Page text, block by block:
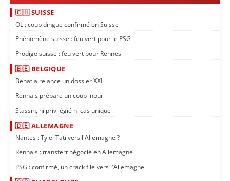
🇨🇭 SUISSE
OL : coup dingue confirmé en Suisse
Phénomène suisse : feu vert pour le PSG
Prodige suisse : feu vert pour Rennes
🇧🇪 BELGIQUE
Benatia relance un dossier XXL
Rennais prépare un coup inouï
Stassin, ni privilégié ni cas unique
🇩🇪 ALLEMAGNE
Nantes : Tylel Tati vers l'Allemagne ?
Rennais : transfert négocié en Allemagne
PSG : confirmé, un crack file vers l'Allemagne